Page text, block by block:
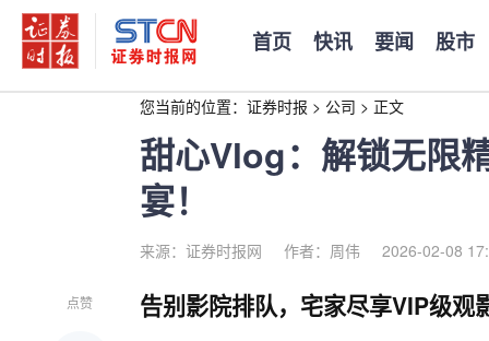
首页 快讯 要闻 股市
您当前的位置： 证券时报 > 公司 > 正文
甜心Vlog：解锁无限
宴！
来源：证券时报网 作者：周伟 2026-02-08
点赞 告别影院排队，宅家尽享VIP级观